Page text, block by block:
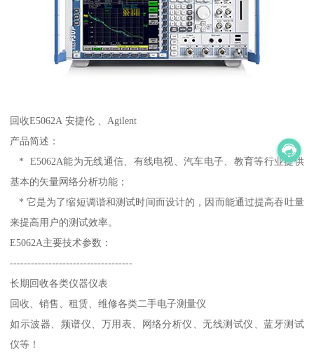
回收E5062A 安捷伦 、Agilent
产品简述：
* E5062A能为无线通信、有线电视、汽车电子、教育等行业提供
基本的矢量网络分析功能；
* 它是为了缩短调谐和测试时间而设计的，因而能通过提高吞吐量
来提高用户的测试效率。
E5062A主要技术参数：
-----------------------------------
长期回收各类仪器仪表
回收、销售、租赁、维修各类二手电子测量仪
如示波器、频谱仪、万用表、网络分析仪、无线测试仪、蓝牙测试
仪等！